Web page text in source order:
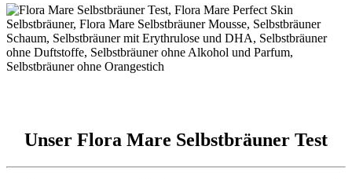
Unser Flora Mare Selbstbräuner Test